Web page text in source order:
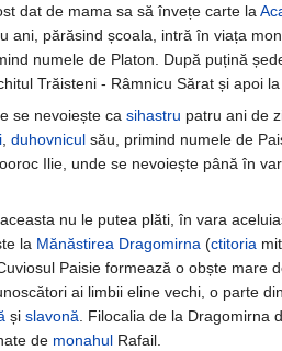
dat de mama sa să învețe carte la
ani, părăsind școala, intră în viața
numele de Platon. După puțină
Trăisteni - Râmnicu Sărat și apoi la
se nevoiește ca sihastru patru ani de
duhovnicul său, primind numele de
Ilie, unde se nevoiește până în
nu le putea plăti, în vara
la Mănăstirea Dragomirna (ctitoria
Paisie formează o obște mare
ai limbii eline vechi, o parte
și slavonă . Filocalia de la Dragomirna
de monahul Rafail.